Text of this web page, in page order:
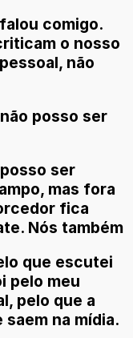
comigo.
o nosso
não
posso ser
ser
mas fora
fica
Nós também
que escutei
pelo meu
pelo que a
na mídia.